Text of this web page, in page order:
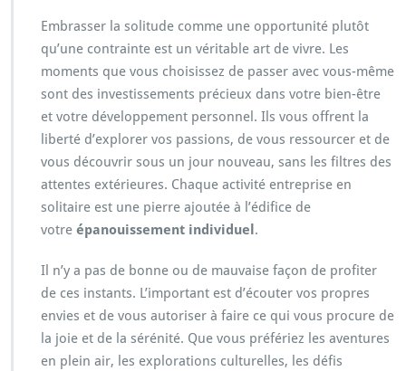
Embrasser la solitude comme une opportunité plutôt
qu’une contrainte est un véritable art de vivre. Les
moments que vous choisissez de passer avec vous-même
sont des investissements précieux dans votre bien-être
et votre développement personnel. Ils vous offrent la
liberté d’explorer vos passions, de vous ressourcer et de
vous découvrir sous un jour nouveau, sans les filtres des
attentes extérieures. Chaque activité entreprise en
solitaire est une pierre ajoutée à l’édifice de
votre épanouissement individuel .
Il n’y a pas de bonne ou de mauvaise façon de profiter
de ces instants. L’important est d’écouter vos propres
envies et de vous autoriser à faire ce qui vous procure de
la joie et de la sérénité. Que vous préfériez les aventures
en plein air, les explorations culturelles, les défis